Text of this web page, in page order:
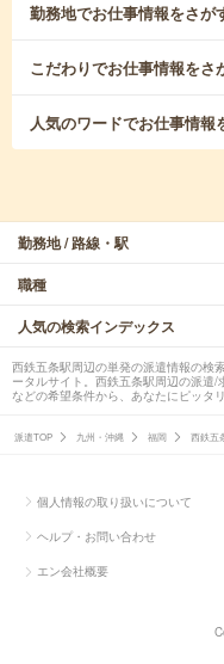
勤務地でお仕事情報をさが
こだわりでお仕事情報をさ
人気のワードでお仕事情報
勤務地 / 路線・駅
職種
人気の検索インデックス
西鉄五条駅周辺の単発の派遣情報の検
ータルサイト。西鉄五条駅周辺の派遣
などの希望条件から、あなたにピッタ
派遣TOP 九州・沖縄 福岡 西鉄五
個人情報の取り扱いについて
ヘルプ・お問い合わせ
エン会社概要